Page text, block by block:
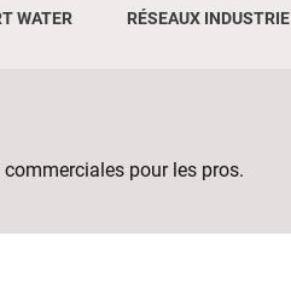
WATER RÉSEAUX INDUSTRIE
pour les pros.